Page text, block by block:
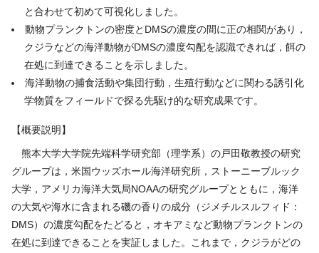
と合わせて初めて可視化しました。
動物プランクトンの密度とDMSの濃度の間に正の相関があり，
クジラなどの海洋動物がDMSの濃度勾配を認識できれば，餌の
在処に到達できることを示しました。
海洋動物の捕食活動や集団行動，生殖行動などに関わる誘引化
学物質をフィールドで探る先駆け的な研究成果です。
【概要説明】
熊本大学大学院先端科学研究部（理学系）の戸田敬教授の研究
グループは，米国ウッズホール海洋研究所，ストーニーブルック
大学，アメリカ海洋大気局NOAAの研究グループとともに，海洋
の大気や海水に含まれる磯の香りの成分（ジメチルスルフィド：
DMS）の濃度勾配をたどると，オキアミなど動物プランクトンの
在処に到達できることを実証しました。これまで，クジラがどの